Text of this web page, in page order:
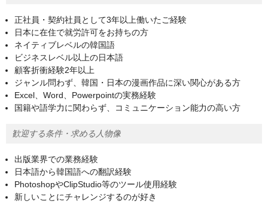
正社員・契約社員として3年以上働いたご経験
日本に在住で就労許可をお持ちの方
ネイティブレベルの韓国語
ビジネスレベル以上の日本語
顧客折衝経験2年以上
ジャンル問わず、韓国・日本の漫画作品に深い関心がある方
Excel、Word、Powerpointの実務経験
国籍や語学力に関わらず、コミュニケーション能力の高い方
歓迎する条件・求める人物像
出版業界での業務経験
日本語から韓国語への翻訳経験
PhotoshopやClipStudio等のツール使用経験
新しいことにチャレンジするのが好き